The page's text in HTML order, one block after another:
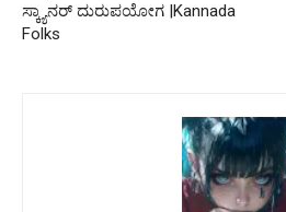
ಸ್ಕ್ಯಾನರ್ ದುರುಪಯೋಗ |Kannada
Folks